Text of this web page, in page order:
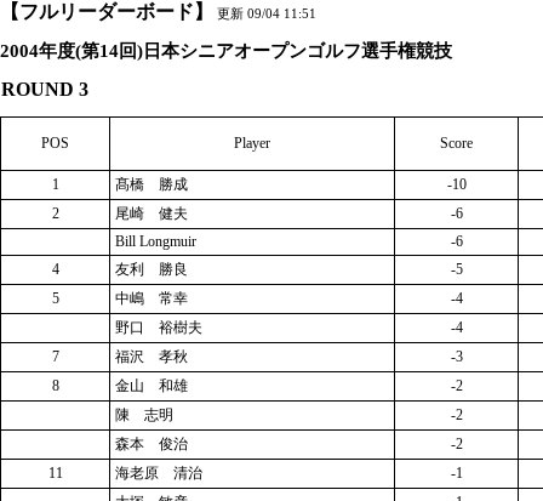
【フルリーダーボード】 更新 09/04 11:51
2004年度(第14回)日本シニアオープンゴルフ選手権競技
ROUND 3
POS Player Score
1 髙橋 勝成
-10
2
尾崎 健夫
-6
Bill Longmuir
-6
4
友利 勝良
-5
5
中嶋 常幸
-4
野口 裕樹夫
-4
7
福沢 孝秋
-3
8
金山 和雄
-2
陳 志明
-2
森本 俊治
-2
11
海老原 清治
-1